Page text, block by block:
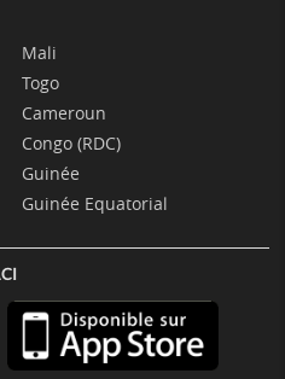
Mali
Togo
Cameroun
Congo (RDC)
Guinée
Guinée Equatorial